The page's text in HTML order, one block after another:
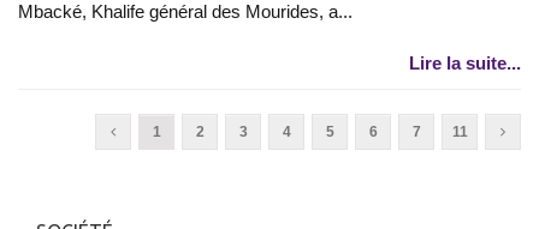
Mbacké, Khalife général des Mourides, a...
Lire la suite...
1 2 3 4 5 6 7 11